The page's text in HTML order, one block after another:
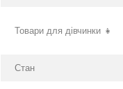
Товари для дівчинки 👧
Стан